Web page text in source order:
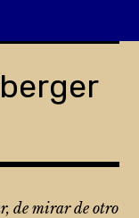
de mirar de otro